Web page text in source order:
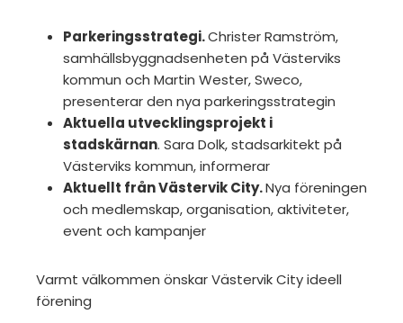
Parkeringsstrategi.Christer Ramström,
samhällsbyggnadsenheten på Västerviks
kommun och Martin Wester, Sweco,
presenterar den nya parkeringsstrategin
Aktuella utvecklingsprojekt i
stadskärnan. Sara Dolk, stadsarkitekt på
Västerviks kommun, informerar
Aktuellt från Västervik City.Nya föreningen
och medlemskap, organisation, aktiviteter,
event och kampanjer
Varmt välkommen önskar Västervik City ideell
förening